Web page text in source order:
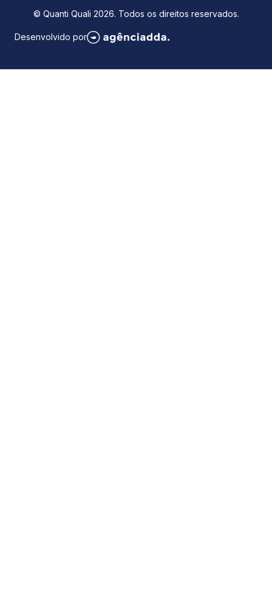
© Quanti Quali 2026. Todos os direitos reservados.
Desenvolvido por